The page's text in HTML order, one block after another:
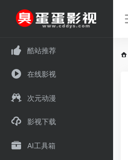
酷站推荐
在线影视
次元动漫
影视下载
AI工具箱